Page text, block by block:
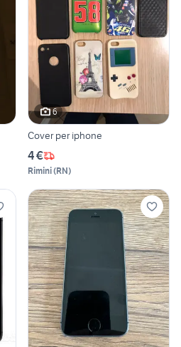
6
Cover per iphone
4 €
Rimini(RN)